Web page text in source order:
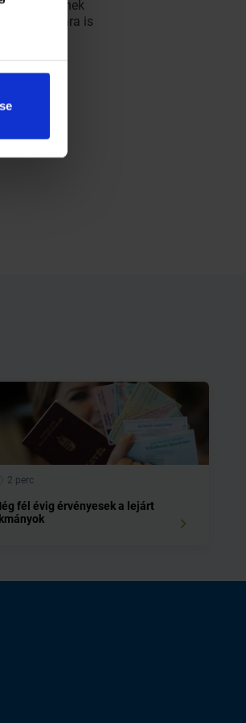
is
Pesti
2 perc
fél évig érvényesek a lejárt